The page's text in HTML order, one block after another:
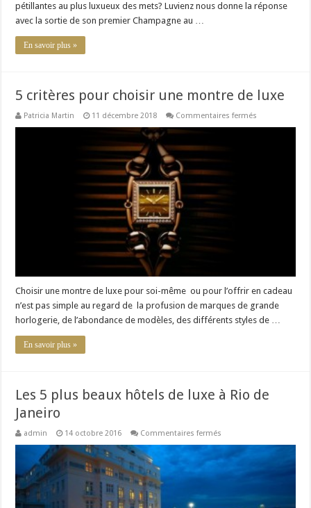
pétillantes au plus luxueux des mets? Luvienz nous donne la réponse
avec la sortie de son premier Champagne au …
En savoir plus »
5 critères pour choisir une montre de luxe
Patricia Martin 11 décembre 2018 Commentaires fermés
Choisir une montre de luxe pour soi-même ou pour l’offrir en cadeau
n’est pas simple au regard de la profusion de marques de grande
horlogerie, de l’abondance de modèles, des différents styles de …
En savoir plus »
Les 5 plus beaux hôtels de luxe à Rio de
Janeiro
admin 14 octobre 2016 Commentaires fermés
5
plus
hôtels